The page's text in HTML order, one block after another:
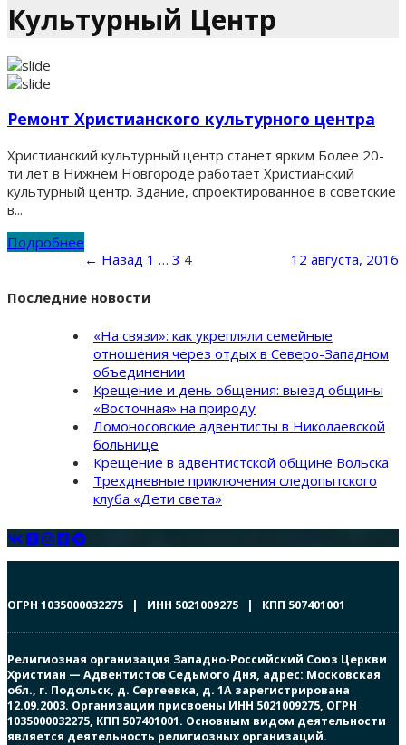
Культурный Центр
Ремонт Христианского культурного центра
Христианский культурный центр станет ярким Более 20-
ти лет в Нижнем Новгороде работает Христианский
культурный центр. Здание, спроектированное в советские
в...
Подробнее
12 августа, 2016
← Назад 1 … 3 4
Последние новости
«На связи»: как укрепляли семейные
отношения через отдых в Северо-Западном
объединении
Крещение и день общения: выезд общины
«Восточная» на природу
Ломоносовские адвентисты в Николаевской
больнице
Крещение в адвентистской общине Вольска
Трехдневные приключения следопытского
клуба «Дети света»
ОГРН 1035000032275 | ИНН 5021009275 | КПП 507401001
Религиозная организация Западно-Российский Союз Церкви
Христиан — Адвентистов Седьмого Дня, адрес: Московская
обл., г. Подольск, д. Сергеевка, д. 1А зарегистрирована
12.09.2003. Организации присвоены ИНН 5021009275, ОГРН
1035000032275, КПП 507401001. Основным видом деятельности
является деятельность религиозных организаций.